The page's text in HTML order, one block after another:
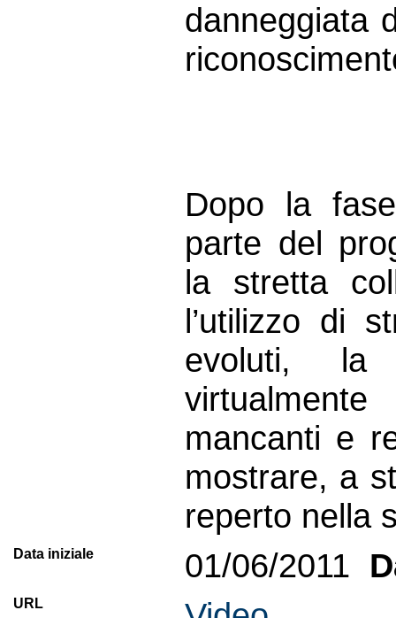
danneggiata
Dopo la
parte del
la stretta
l’utilizzo di
evoluti, la
mancanti e
mostrare, a
reperto nella
Data iniziale 01/06/2011
URL